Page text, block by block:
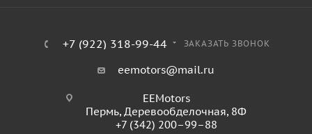
+7 (922) 318-99-44 ЗАКАЗАТЬ ЗВОНОК
eemotors@mail.ru
EEMotors
Пермь, Деревообделочная, 8Ф
+7 (342) 200–99–88